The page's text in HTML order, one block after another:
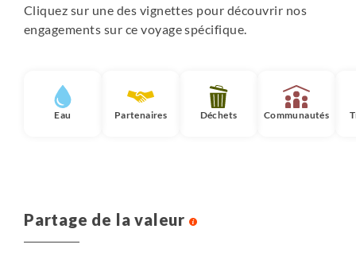
Cliquez sur une des vignettes pour découvrir nos
engagements sur ce voyage spécifique.
Eau Partenaires Déchets Communautés
Partage de la valeur